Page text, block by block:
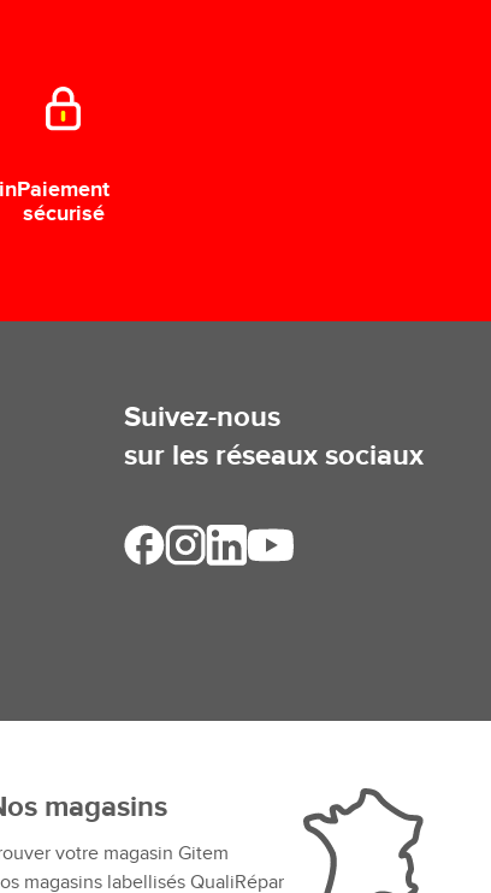
Paiement
sécurisé
Suivez-nous
sur les réseaux sociaux
magasins
votre magasin Gitem
magasins labellisés QualiRépar